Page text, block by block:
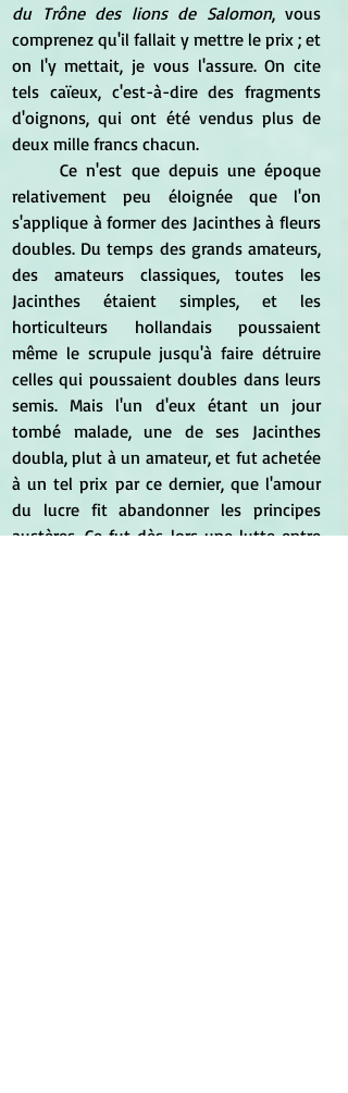
du Trône des lions de Salomon, vous
comprenez qu'il fallait y mettre le prix ; et
on l'y mettait, je vous l'assure. On cite
tels caïeux, c'est-à-dire des fragments
d'oignons, qui ont été vendus plus de
deux mille francs chacun.
	Ce n'est que depuis une époque
relativement peu éloignée que l'on
s'applique à former des Jacinthes à fleurs
doubles. Du temps des grands amateurs,
des amateurs classiques, toutes les
Jacinthes étaient simples, et les
horticulteurs hollandais poussaient
même le scrupule jusqu'à faire détruire
celles qui poussaient doubles dans leurs
semis. Mais l'un d'eux étant un jour
tombé malade, une de ses Jacinthes
doubla, plut à un amateur, et fut achetée
à un tel prix par ce dernier, que l'amour
du lucre fit abandonner les principes
austères. Ce fut dès lors une lutte entre